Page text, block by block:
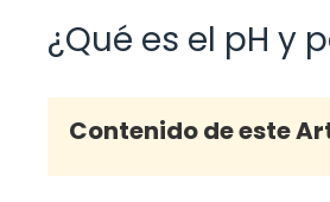
¿Qué es el pH y
Contenido de este